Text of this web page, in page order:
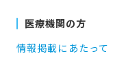
医療機関の方
情報掲載にあたって